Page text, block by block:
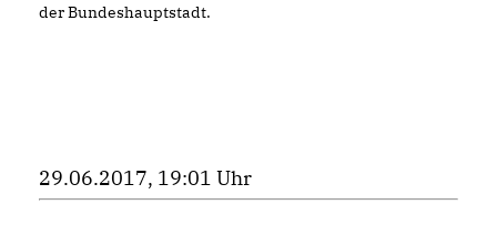
der Bundeshauptstadt.
29.06.2017, 19:01 Uhr